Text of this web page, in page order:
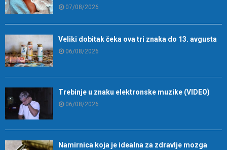
07/08/2026
Veliki dobitak čeka ova tri znaka do 13. avgusta
06/08/2026
Trebinje u znaku elektronske muzike (VIDEO)
06/08/2026
Namirnica koja je idealna za zdravlje mozga